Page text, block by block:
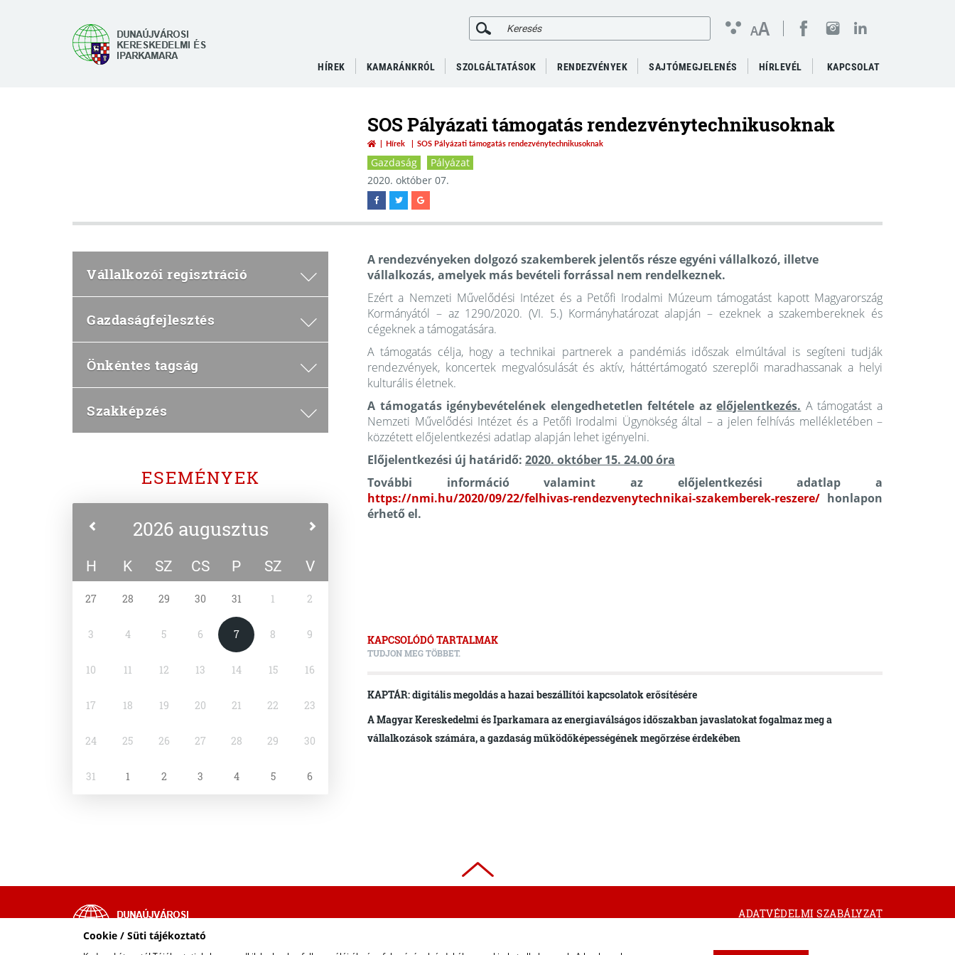
Cookie / Süti tájékoztató
AA
HÍREK KAMARÁNKRÓL SZOLGÁLTATÁSOK RENDEZVÉNYEK SAJTÓMEGJELENÉS HÍRLEVÉL KAPCSOLAT
SOS Pályázati támogatás rendezvénytechnikusoknak
Hírek SOS Pályázati támogatás rendezvénytechnikusoknak
Gazdaság
Pályázat
2020. október 07.
Vállalkozói regisztráció
Gazdaságfejlesztés
Önkéntes tagság
Szakképzés
ESEMÉNYEK
2026 augusztus
H K SZ CS P SZ V
27 28 29 30 31 1 2
3 4 5 6 7 8 9
10 11 12 13 14 15 16
17 18 19 20 21 22 23
24 25 26 27 28 29 30
31 1 2 3 4 5 6
A rendezvényeken dolgozó szakemberek jelentős része egyéni vállalkozó, illetve
vállalkozás, amelyek más bevételi forrással nem rendelkeznek.
Ezért a Nemzeti Művelődési Intézet és a Petőfi Irodalmi Múzeum támogatást kapott Magyarország
Kormányától – az 1290/2020. (VI. 5.) Kormányhatározat alapján – ezeknek a szakembereknek és
cégeknek a támogatására.
A támogatás célja, hogy a technikai partnerek a pandémiás időszak elmúltával is segíteni tudják
rendezvények, koncertek megvalósulását és aktív, háttértámogató szereplői maradhassanak a helyi
kulturális életnek.
A támogatás igénybevételének elengedhetetlen feltétele azelőjelentkezés. A támogatást a
Nemzeti Művelődési Intézet és a Petőfi Irodalmi Ügynökség által – a jelen felhívás mellékletében –
közzétett előjelentkezési adatlap alapján lehet igényelni.
Előjelentkezési új határidő: 2020. október 15. 24.00 óra
További információ valamint az előjelentkezési adatlap a
https://nmi.hu/2020/09/22/felhivas-rendezvenytechnikai-szakemberek-reszere/ honlapon
érhető el.
KAPCSOLÓDÓ TARTALMAK
TUDJON MEG TÖBBET.
KAPTÁR: digitális megoldás a hazai beszállítói kapcsolatok erősítésére
A Magyar Kereskedelmi és Iparkamara az energiaválságos időszakban javaslatokat fogalmaz meg a
vállalkozások számára, a gazdaság működőképességének megőrzése érdekében
ADATVÉDELMI SZABÁLYZAT